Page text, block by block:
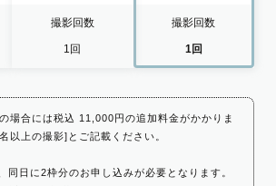
撮影回数
1回
撮影回数
1回
場合には税込 11,000円の追加料金がかかりま
以上の撮影]とご記載ください。
日に2枠分のお申し込みが必要となります。